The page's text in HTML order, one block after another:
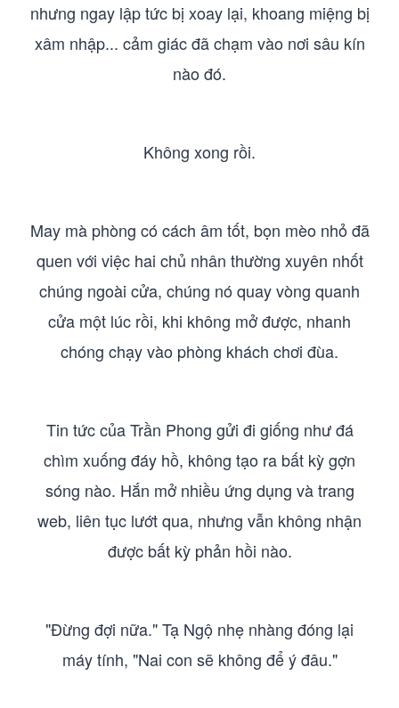
nhưng ngay lập tức bị xoay lại, khoang miệng bị
xâm nhập... cảm giác đã chạm vào nơi sâu kín
nào đó.
Không xong rồi.
May mà phòng có cách âm tốt, bọn mèo nhỏ đã
quen với việc hai chủ nhân thường xuyên nhốt
chúng ngoài cửa, chúng nó quay vòng quanh
cửa một lúc rồi, khi không mở được, nhanh
chóng chạy vào phòng khách chơi đùa.
Tin tức của Trần Phong gửi đi giống như đá
chìm xuống đáy hồ, không tạo ra bất kỳ gợn
sóng nào. Hắn mở nhiều ứng dụng và trang
web, liên tục lướt qua, nhưng vẫn không nhận
được bất kỳ phản hồi nào.
"Đừng đợi nữa." Tạ Ngộ nhẹ nhàng đóng lại
máy tính, "Nai con sẽ không để ý đâu."